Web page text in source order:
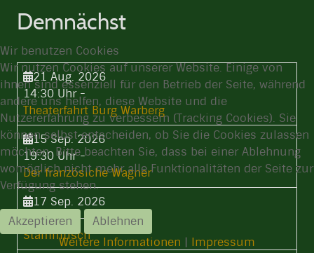
Demnächst
21 Aug. 2026
14:30 Uhr-
Theaterfahrt Burg Warberg
15 Sep. 2026
19:30 Uhr-
Der französiche Wagner
17 Sep. 2026
19:30 Uhr
-
Stammtisch
Wir benutzen Cookies
Wir nutzen Cookies auf unserer Website. Einige von
ihnen sind essenziell für den Betrieb der Seite, während
andere uns helfen, diese Website und die
Nutzererfahrung zu verbessern (Tracking Cookies). Sie
können selbst entscheiden, ob Sie die Cookies zulassen
möchten. Bitte beachten Sie, dass bei einer Ablehnung
womöglich nicht mehr alle Funktionalitäten der Seite zur
Verfügung stehen.
Akzeptieren
Ablehnen
Weitere Informationen | Impressum